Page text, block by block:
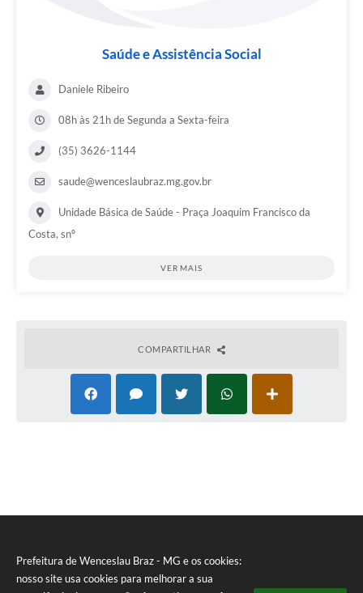
Prefeitura de Wenceslau Braz - MG e os cookies:
nosso site usa cookies para melhorar a sua
Saúde e Assistência Social
Daniele Ribeiro
08h às 21h de Segunda a Sexta-feira
(35) 3626-1144
saude@wenceslaubraz.mg.gov.br
Unidade Básica de Saúde - Praça Joaquim Francisco da
Costa, snº
VER MAIS
COMPARTILHAR